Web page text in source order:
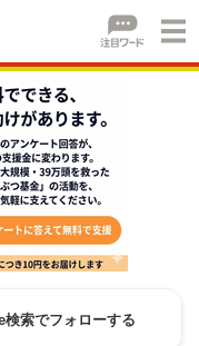
索でフォローする